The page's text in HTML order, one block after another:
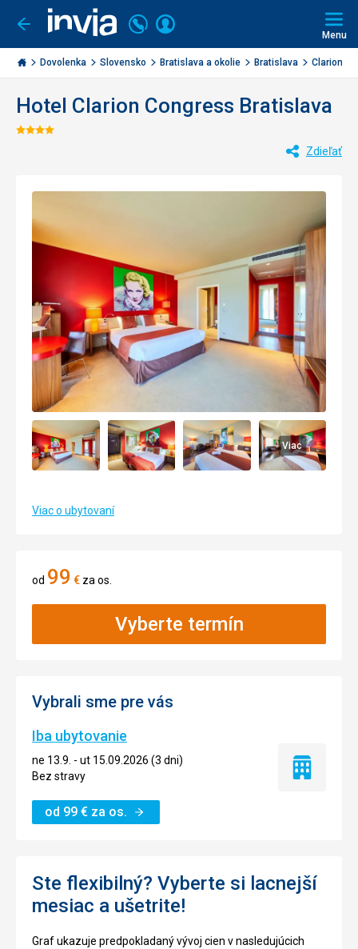
Ísť
späť
Invia.sk
Volajte
+421
2
3221
Prihlásiť
Menu
Dovolenka Slovensko Bratislava a okolie Bratislava Clarion
Hotel Clarion Congress Bratislava
Hodnotenie:
Zdieľať
Viac
Viac o ubytovaní
od 99 € za os.
Vyberte termín
Vybrali sme pre vás
Iba ubytovanie
ne 13.9. - ut 15.09.2026 (3 dni)
Bez stravy
od 99 € za os.
Iba
Ste flexibilný? Vyberte si lacnejší
mesiac a ušetrite!
Graf ukazuje predpokladaný vývoj cien v nasledujúcich